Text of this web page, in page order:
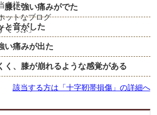
者様へ
ットなブログ
てっぷ」
膝に強い痛みがでた
と音がした
い痛みが出た
く、膝が崩れるような感覚がある
該当する方は「十字靭帯損傷」の詳細へ